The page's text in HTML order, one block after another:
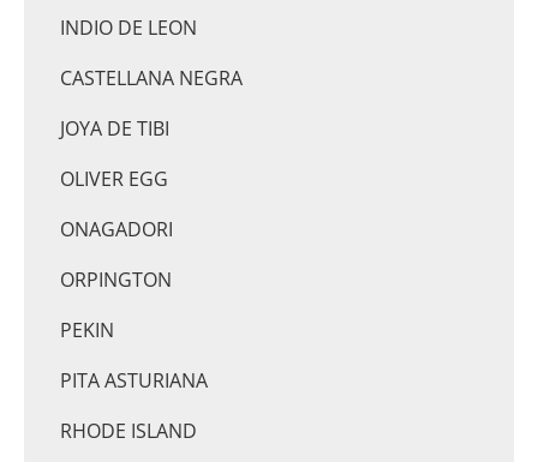
INDIO DE LEON
CASTELLANA NEGRA
JOYA DE TIBI
OLIVER EGG
ONAGADORI
ORPINGTON
PEKIN
PITA ASTURIANA
RHODE ISLAND